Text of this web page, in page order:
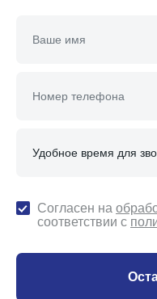
Удобное время для
Согласен на
соответствии с